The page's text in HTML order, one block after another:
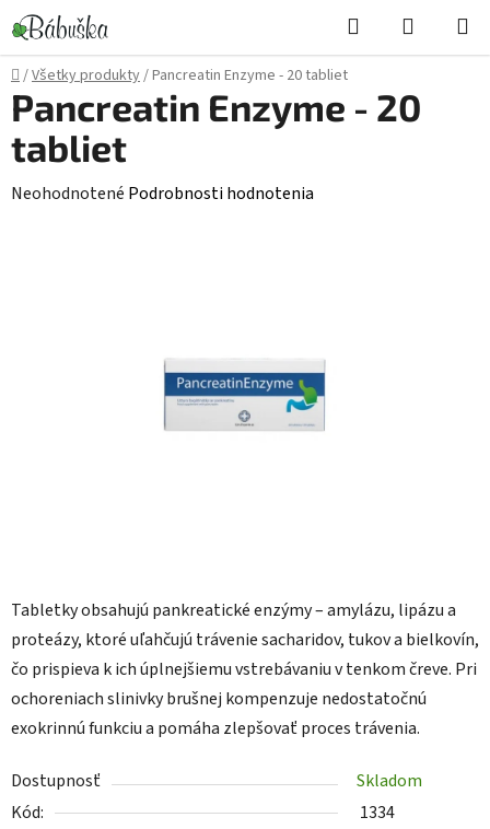
Prejsť
na
obsah
Hľadať
KOŠÍK
Domov
/Všetky produkty/Pancreatin Enzyme - 20 tabliet
Tabletky obsahujú pankreatické enzýmy – amylázu, lipázu a
proteázy, ktoré uľahčujú trávenie sacharidov, tukov a bielkovín,
čo prispieva k ich úplnejšiemu vstrebávaniu v tenkom čreve. Pri
ochoreniach slinivky brušnej kompenzuje nedostatočnú
exokrinnú funkciu a pomáha zlepšovať proces trávenia.
Dostupnosť
Skladom
Kód:
1334
Pancreatin Enzyme - 20
tabliet
Priemerné
Neohodnotené Podrobnosti hodnotenia